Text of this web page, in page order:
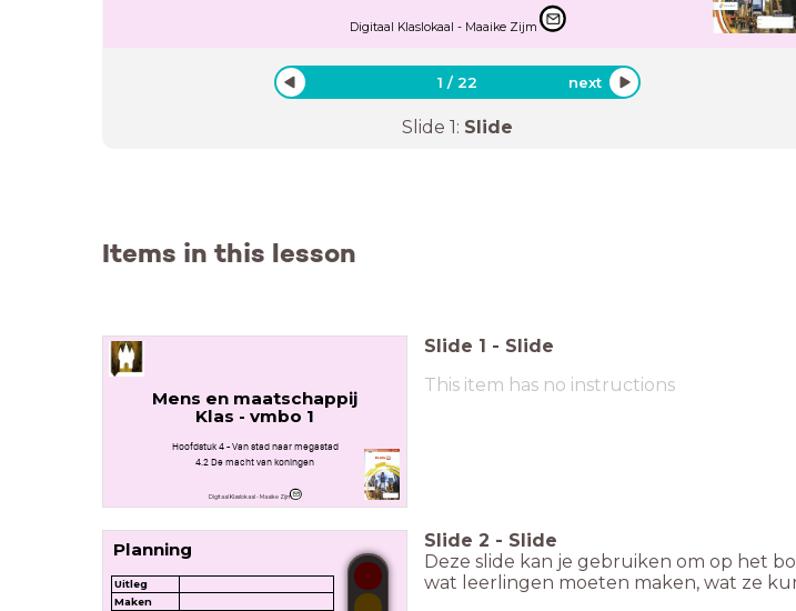
Digitaal Klaslokaal - Maaike Zijm
1 /22 next
Slide 1: Slide
Items in this lesson
Mens en maatschappij
Klas - vmbo 1
Hoofdstuk 4 - Van stad naar megastad
4.2 De macht van koningen
Digitaal Klaslokaal - Maaike Zijm
Slide 1 - Slide
This item has no instructions
Planning
Uitleg
Maken
Slide 2 - Slide
Deze slide kan je gebruiken om op het
wat leerlingen moeten maken, wat ze